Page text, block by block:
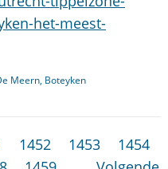
het-meest-
Meern, Boteyken
1452 1453
1454